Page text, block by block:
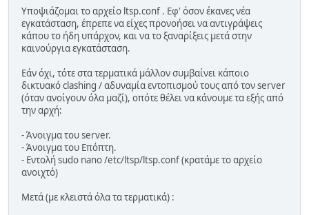
Υποψιάζομαι το αρχείο ltsp.conf . Εφ' όσον έκανες νέα
εγκατάσταση, έπρεπε να είχες προνοήσει να αντιγράψεις
κάπου το ήδη υπάρχον, και να το ξαναρίξεις μετά στην
καινούργια εγκατάσταση.
Εάν όχι, τότε στα τερματικά μάλλον συμβαίνει κάποιο
δικτυακό clashing / αδυναμία εντοπισμού τους από τον server
(όταν ανοίγουν όλα μαζί), οπότε θέλει να κάνουμε τα εξής από
την αρχή:
- Άνοιγμα του server.
- Άνοιγμα του Επόπτη.
- Εντολή sudo nano /etc/ltsp/ltsp.conf (κρατάμε το αρχείο
ανοιχτό)
Μετά (με κλειστά όλα τα τερματικά) :